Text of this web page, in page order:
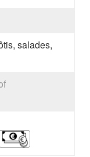
salades,